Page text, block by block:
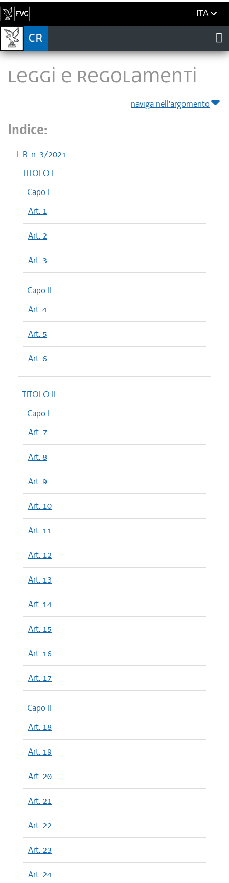
ITA
LEGGI E REGOLAMENTI
naviga nell'argomento
Indice:
L.R. n. 3/2021
TITOLO I
Capo I
Art. 1
Art. 2
Art. 3
Capo II
Art. 4
Art. 5
Art. 6
TITOLO II
Capo I
Art. 7
Art. 8
Art. 9
Art. 10
Art. 11
Art. 12
Art. 13
Art. 14
Art. 15
Art. 16
Art. 17
Capo II
Art. 18
Art. 19
Art. 20
Art. 21
Art. 22
Art. 23
Art. 24